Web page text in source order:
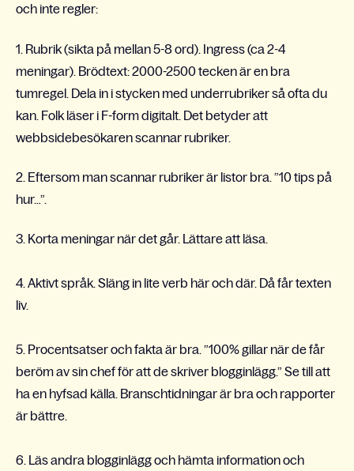
och inte regler:
1. Rubrik (sikta på mellan 5-8 ord). Ingress (ca 2-4
meningar). Brödtext: 2000-2500 tecken är en bra
tumregel. Dela in i stycken med underrubriker så ofta du
kan. Folk läser i F-form digitalt. Det betyder att
webbsidebesökaren scannar rubriker.
2. Eftersom man scannar rubriker är listor bra. ”10 tips på
hur…”.
3. Korta meningar när det går. Lättare att läsa.
4. Aktivt språk. Släng in lite verb här och där. Då får texten
liv.
5. Procentsatser och fakta är bra. ”100% gillar när de får
beröm av sin chef för att de skriver blogginlägg.” Se till att
ha en hyfsad källa. Branschtidningar är bra och rapporter
är bättre.
6. Läs andra blogginlägg och hämta information och